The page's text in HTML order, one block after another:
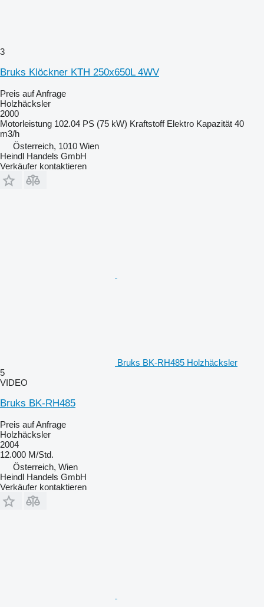
3
Bruks Klöckner KTH 250x650L 4WV
Preis auf Anfrage
Holzhäcksler
2000
Motorleistung 102.04 PS (75 kW) Kraftstoff Elektro Kapazität 40
m3/h
Österreich, 1010 Wien
Heindl Handels GmbH
Verkäufer kontaktieren
Bruks BK-RH485 Holzhäcksler
5
VIDEO
Bruks BK-RH485
Preis auf Anfrage
Holzhäcksler
2004
12.000 M/Std.
Österreich, Wien
Heindl Handels GmbH
Verkäufer kontaktieren